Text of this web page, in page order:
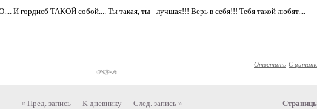
И гордисб ТАКОЙ собой.... Ты такая, ты - лучшая!!! Верь в себя!!! Тебя такой любят....
Ответить С
« Пред. запись— К дневнику — След. запись »